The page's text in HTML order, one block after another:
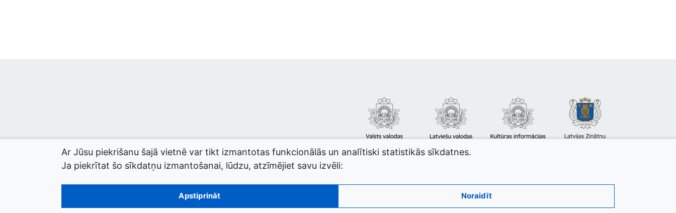
© 2026 termini.gov.lv. Izstrādātājs:
Ar Jūsu piekrišanu šajā vietnē var tikt izmantotas funkcionālās un analītiski statistikās sīkdatnes.
Ja piekrītat šo sīkdatņu izmantošanai, lūdzu, atzīmējiet savu izvēli:
Apstiprināt Noraidīt